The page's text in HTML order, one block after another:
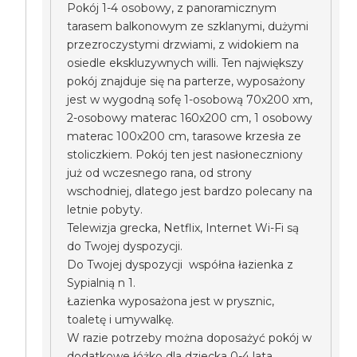
Pokój 1-4 osobowy, z panoramicznym
tarasem balkonowym ze szklanymi, dużymi
przezroczystymi drzwiami, z widokiem na
osiedle ekskluzywnych willi. Ten największy
pokój znajduje się na parterze, wyposażony
jest w wygodną sofę 1-osobową 70x200 xm,
2-osobowy materac 160x200 cm, 1 osobowy
materac 100x200 cm, tarasowe krzesła ze
stoliczkiem. Pokój ten jest nasłoneczniony
już od wczesnego rana, od strony
wschodniej, dlatego jest bardzo polecany na
letnie pobyty.
Telewizja grecka, Netflix, Internet Wi-Fi są
do Twojej dyspozycji.
Do Twojej dyspozycji współna łazienka z
Sypialnią n 1.
Łazienka wyposażona jest w prysznic,
toaletę i umywalkę.
W razie potrzeby można doposażyć pokój w